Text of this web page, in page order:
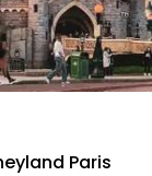
Paris